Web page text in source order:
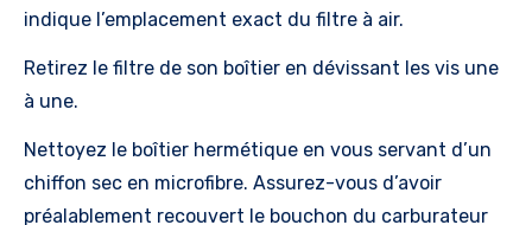
indique l’emplacement exact du filtre à air.
Retirez le filtre de son boîtier en dévissant les vis une
à une.
Nettoyez le boîtier hermétique en vous servant d’un
chiffon sec en microfibre. Assurez-vous d’avoir
préalablement recouvert le bouchon du carburateur